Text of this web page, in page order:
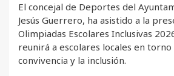
El concejal de Deportes del
Jesús Guerrero, ha asistido a la
Olimpiadas Escolares Inclusivas
reunirá a escolares locales en
convivencia y la inclusión.